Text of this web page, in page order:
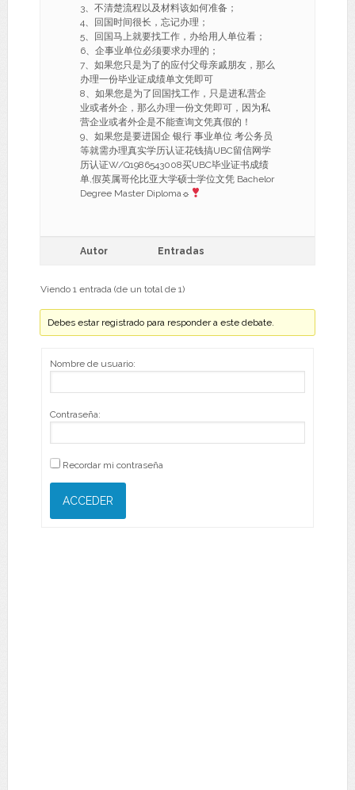
3、不清楚流程以及材料该如何准备；
4、回国时间很长，忘记办理；
5、回国马上就要找工作，办给用人单位看；
6、企事业单位必须要求办理的；
7、如果您只是为了的应付父母亲戚朋友，那么
办理一份毕业证成绩单文凭即可
8、如果您是为了回国找工作，只是进私营企
业或者外企，那么办理一份文凭即可，因为私
营企业或者外企是不能查询文凭真假的！
9、如果您是要进国企 银行 事业单位 考公务员
等就需办理真实学历认证花钱搞UBC留信网学
历认证W/Q1986543008买UBC毕业证书成绩
单,假英属哥伦比亚大学硕士学位文凭 Bachelor
Degree Master Diploma☼
Autor Entradas
Viendo 1 entrada (de un total de 1)
Debes estar registrado para responder a este debate.
Nombre de usuario:
Contraseña:
Recordar mi contraseña
ACCEDER